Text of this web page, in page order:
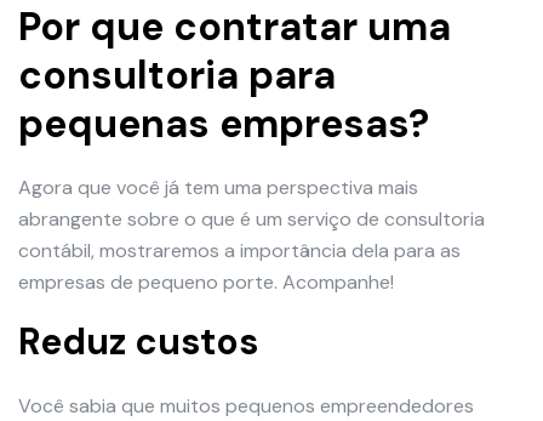
Por que contratar uma
consultoria para
pequenas empresas?
Agora que você já tem uma perspectiva mais
abrangente sobre o que é um serviço de consultoria
contábil, mostraremos a importância dela para as
empresas de pequeno porte. Acompanhe!
Reduz custos
Você sabia que muitos pequenos empreendedores